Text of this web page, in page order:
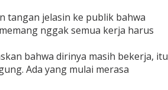
tangan jelasin ke publik bahwa
nggak semua kerja harus
bahwa dirinya masih bekerja, itu
Ada yang mulai merasa